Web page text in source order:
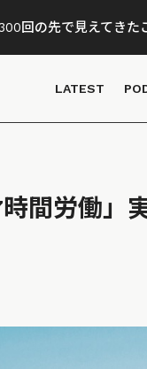
回の先で見えてきた
LATEST
間労働」